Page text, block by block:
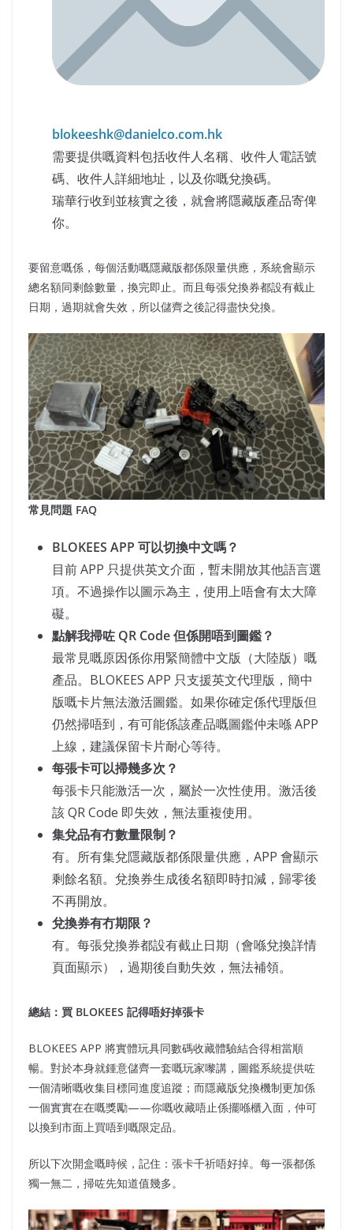
blokeeshk@danielco.com.hk
需要提供嘅資料包括收件人名稱、收件人電話號
碼、收件人詳細地址，以及你嘅兌換碼。
瑞華行收到並核實之後，就會將隱藏版產品寄俾
你。
要留意嘅係，每個活動嘅隱藏版都係限量供應，系統會顯示
總名額同剩餘數量，換完即止。而且每張兌換券都設有截止
日期，過期就會失效，所以儲齊之後記得盡快兌換。
常見問題 FAQ
BLOKEES APP 可以切換中文嗎？
目前 APP 只提供英文介面，暫未開放其他語言選
項。不過操作以圖示為主，使用上唔會有太大障
礙。
點解我掃咗 QR Code 但係開唔到圖鑑？
最常見嘅原因係你用緊簡體中文版（大陸版）嘅
產品。BLOKEES APP 只支援英文代理版，簡中
版嘅卡片無法激活圖鑑。如果你確定係代理版但
仍然掃唔到，有可能係該產品嘅圖鑑仲未喺 APP
上線，建議保留卡片耐心等待。
每張卡可以掃幾多次？
每張卡只能激活一次，屬於一次性使用。激活後
該 QR Code 即失效，無法重複使用。
集兌品有冇數量限制？
有。所有集兌隱藏版都係限量供應，APP 會顯示
剩餘名額。兌換券生成後名額即時扣減，歸零後
不再開放。
兌換券有冇期限？
有。每張兌換券都設有截止日期（會喺兌換詳情
頁面顯示），過期後自動失效，無法補領。
總結：買 BLOKEES 記得唔好掉張卡
BLOKEES APP 將實體玩具同數碼收藏體驗結合得相當順
暢。對於本身就鍾意儲齊一套嘅玩家嚟講，圖鑑系統提供咗
一個清晰嘅收集目標同進度追蹤；而隱藏版兌換機制更加係
一個實實在在嘅獎勵——你嘅收藏唔止係擺喺櫃入面，仲可
以換到市面上買唔到嘅限定品。
所以下次開盒嘅時候，記住：張卡千祈唔好掉。每一張都係
獨一無二，掃咗先知道值幾多。